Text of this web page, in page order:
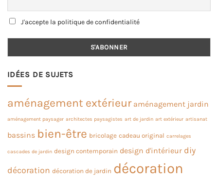
J'accepte la politique de confidentialité
IDÉES DE SUJETS
aménagement extérieur aménagement jardin
aménagement paysager architectes paysagistes art de jardin art extérieur artisanat
bassins bien-être bricolage cadeau original carrelages
cascades de jardin design contemporain design d'intérieur diy
décoration décoration de jardin décoration